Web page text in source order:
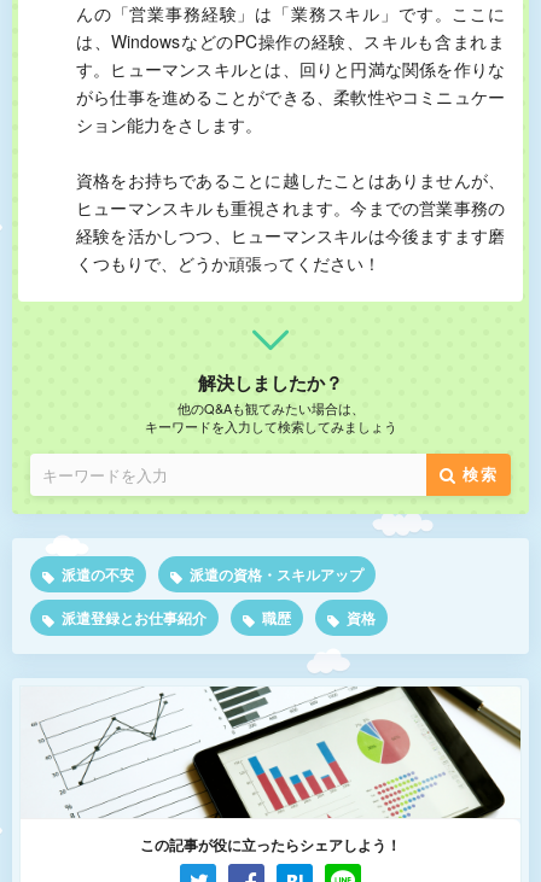
んの「営業事務経験」は「業務スキル」です。ここに
は、WindowsなどのPC操作の経験、スキルも含まれま
す。ヒューマンスキルとは、回りと円満な関係を作りな
がら仕事を進めることができる、柔軟性やコミニュケー
ション能力をさします。
資格をお持ちであることに越したことはありませんが、
ヒューマンスキルも重視されます。今までの営業事務の
経験を活かしつつ、ヒューマンスキルは今後ますます磨
くつもりで、どうか頑張ってください！
解決しましたか？
他のQ&Aも観てみたい場合は、
キーワードを入力して検索してみましょう
検索
派遣の不安
派遣の資格・スキルアップ
派遣登録とお仕事紹介
職歴 資格
この記事が役に立ったらシェアしよう！